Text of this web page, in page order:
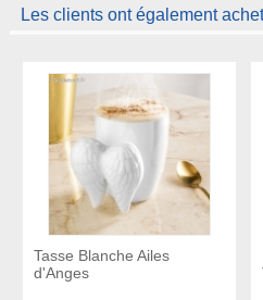
Les clients ont également
Tasse Blanche Ailes
d'Anges